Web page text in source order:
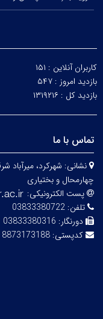
کاربران آنلاین : ۱۵۱
بازدید امروز : ۵۴۷
بازدید کل : ۱۳۱۹۲۱۶
تماس با ما
نشانی: شهرکرد، میرآباد
چهارمحال و بختیاری
پست الکترونیکی:
تلفن: 03833380722
دورنگار: 03833380316
کدپستی: 8873173188